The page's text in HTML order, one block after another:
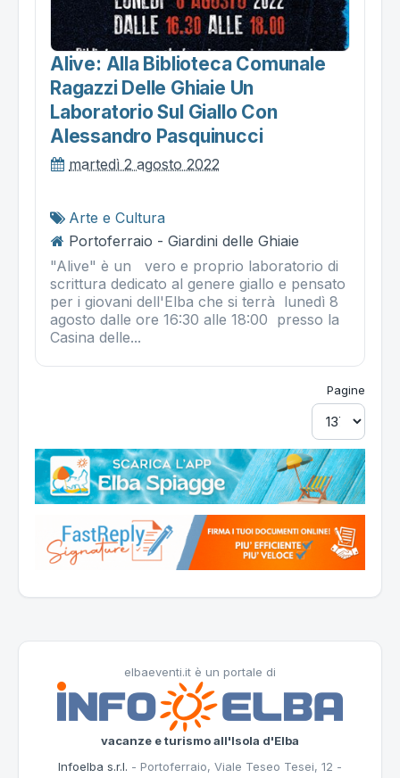
Alive: Alla Biblioteca Comunale
Ragazzi Delle Ghiaie Un
Laboratorio Sul Giallo Con
Alessandro Pasquinucci
martedì 2 agosto 2022
Arte e Cultura
Portoferraio - Giardini delle Ghiaie
"Alive" è un vero e proprio laboratorio di
scrittura dedicato al genere giallo e pensato
per i giovani dell'Elba che si terrà lunedì 8
agosto dalle ore 16:30 alle 18:00 presso la
Casina delle...
Pagine
elbaeventi.it è un portale di
vacanze e turismo all'Isola d'Elba
Infoelba s.r.l. - Portoferraio, Viale Teseo Tesei, 12 -